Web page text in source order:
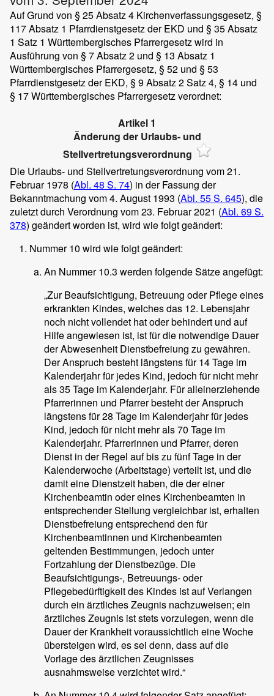
Auf Grund von § 25 Absatz 4 Kirchenverfassungsgesetz, §
117 Absatz 1 Pfarrdienstgesetz der EKD und § 35 Absatz
1 Satz 1 Württembergisches Pfarrergesetz wird in
Ausführung von § 7 Absatz 2 und § 13 Absatz 1
Württembergisches Pfarrergesetz, § 52 und § 53
Pfarrdienstgesetz der EKD, § 9 Absatz 2 Satz 4, § 14 und
§ 17 Württembergisches Pfarrergesetz verordnet:
Artikel 1
Änderung der Urlaubs- und
Stellvertretungsverordnung
Die Urlaubs- und Stellvertretungsverordnung vom 21.
Februar 1978 (Abl. 48 S. 74) in der Fassung der
Bekanntmachung vom 4. August 1993 (Abl. 55 S. 645), die
zuletzt durch Verordnung vom 23. Februar 2021 (Abl. 69 S.
378) geändert worden ist, wird wie folgt geändert:
Nummer 10 wird wie folgt geändert:
An Nummer 10.3 werden folgende Sätze angefügt:
„Zur Beaufsichtigung, Betreuung oder Pflege eines
erkrankten Kindes, welches das 12. Lebensjahr
noch nicht vollendet hat oder behindert und auf
Hilfe angewiesen ist, ist für die notwendige Dauer
der Abwesenheit Dienstbefreiung zu gewähren.
Der Anspruch besteht längstens für 14 Tage im
Kalenderjahr für jedes Kind, jedoch für nicht mehr
als 35 Tage im Kalenderjahr. Für alleinerziehende
Pfarrerinnen und Pfarrer besteht der Anspruch
längstens für 28 Tage im Kalenderjahr für jedes
Kind, jedoch für nicht mehr als 70 Tage im
Kalenderjahr. Pfarrerinnen und Pfarrer, deren
Dienst in der Regel auf bis zu fünf Tage in der
Kalenderwoche (Arbeitstage) verteilt ist, und die
damit eine Dienstzeit haben, die der einer
Kirchenbeamtin oder eines Kirchenbeamten in
entsprechender Stellung vergleichbar ist, erhalten
Dienstbefreiung entsprechend den für
Kirchenbeamtinnen und Kirchenbeamten
geltenden Bestimmungen, jedoch unter
Fortzahlung der Dienstbezüge. Die
Beaufsichtigungs-, Betreuungs- oder
Pflegebedürftigkeit des Kindes ist auf Verlangen
durch ein ärztliches Zeugnis nachzuweisen; ein
ärztliches Zeugnis ist stets vorzulegen, wenn die
Dauer der Krankheit voraussichtlich eine Woche
übersteigen wird, es sei denn, dass auf die
Vorlage des ärztlichen Zeugnisses
ausnahmsweise verzichtet wird.“